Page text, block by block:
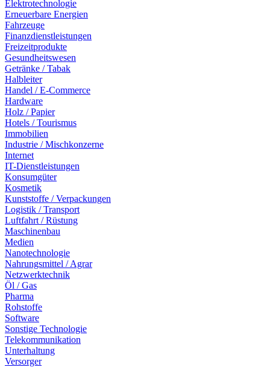
Elektrotechnologie
Erneuerbare Energien
Fahrzeuge
Finanzdienstleistungen
Freizeitprodukte
Gesundheitswesen
Getränke / Tabak
Halbleiter
Handel / E-Commerce
Hardware
Holz / Papier
Hotels / Tourismus
Immobilien
Industrie / Mischkonzerne
Internet
IT-Dienstleistungen
Konsumgüter
Kosmetik
Kunststoffe / Verpackungen
Logistik / Transport
Luftfahrt / Rüstung
Maschinenbau
Medien
Nanotechnologie
Nahrungsmittel / Agrar
Netzwerktechnik
Öl / Gas
Pharma
Rohstoffe
Software
Sonstige Technologie
Telekommunikation
Unterhaltung
Versorger